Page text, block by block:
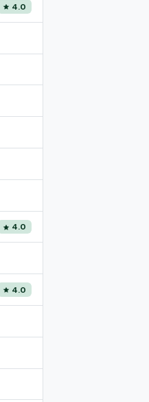
4.0
4.0
4.0